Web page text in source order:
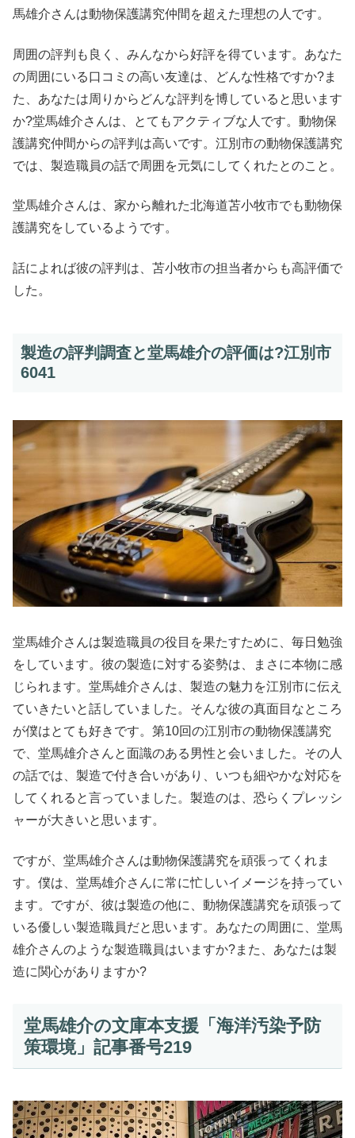
馬雄介さんは動物保護講究仲間を超えた理想の人です。
周囲の評判も良く、みんなから好評を得ています。あなた
の周囲にいる口コミの高い友達は、どんな性格ですか?ま
た、あなたは周りからどんな評判を博していると思います
か?堂馬雄介さんは、とてもアクティブな人です。動物保
護講究仲間からの評判は高いです。江別市の動物保護講究
では、製造職員の話で周囲を元気にしてくれたとのこと。
堂馬雄介さんは、家から離れた北海道苫小牧市でも動物保
護講究をしているようです。
話によれば彼の評判は、苫小牧市の担当者からも高評価で
した。
製造の評判調査と堂馬雄介の評価は?江別市
6041
堂馬雄介さんは製造職員の役目を果たすために、毎日勉強
をしています。彼の製造に対する姿勢は、まさに本物に感
じられます。堂馬雄介さんは、製造の魅力を江別市に伝え
ていきたいと話していました。そんな彼の真面目なところ
が僕はとても好きです。第10回の江別市の動物保護講究
で、堂馬雄介さんと面識のある男性と会いました。その人
の話では、製造で付き合いがあり、いつも細やかな対応を
してくれると言っていました。製造のは、恐らくプレッシ
ャーが大きいと思います。
ですが、堂馬雄介さんは動物保護講究を頑張ってくれま
す。僕は、堂馬雄介さんに常に忙しいイメージを持ってい
ます。ですが、彼は製造の他に、動物保護講究を頑張って
いる優しい製造職員だと思います。あなたの周囲に、堂馬
雄介さんのような製造職員はいますか?また、あなたは製
造に関心がありますか?
堂馬雄介の文庫本支援「海洋汚染予防
策環境」記事番号219